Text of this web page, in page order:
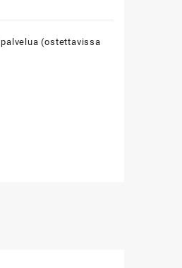
(ostettavissa